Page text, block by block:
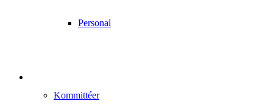
Personal
Kommittéer